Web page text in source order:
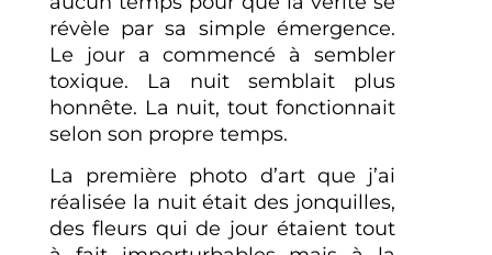
révèle par sa simple émergence.
Le jour a commencé à sembler
toxique. La nuit semblait plus
honnête. La nuit, tout fonctionnait
selon son propre temps.
La première photo d’art que j’ai
réalisée la nuit était des jonquilles,
des fleurs qui de jour étaient tout